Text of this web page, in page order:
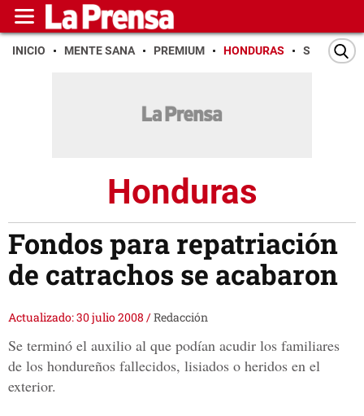
INICIO MENTE SANA PREMIUM HONDURAS SAN PEDRO
Honduras
Fondos para repatriación
de catrachos se acabaron
Actualizado: 30 julio 2008 /Redacción
Se terminó el auxilio al que podían acudir los familiares
de los hondureños fallecidos, lisiados o heridos en el
exterior.